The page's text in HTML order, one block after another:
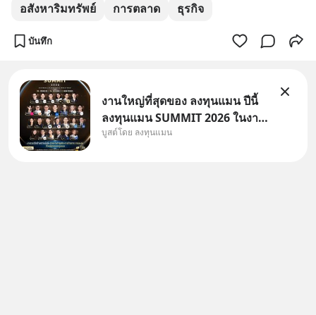
อสังหาริมทรัพย์ การตลาด ธุรกิจ
บันทึก
งานใหญ่ที่สุดของ ลงทุนแมน ปีนี้
ลงทุนแมน SUMMIT 2026 ในงาน
นี้จะมีเจ้าของธุรกิจ Dr.PONG,
บูสต์โดย ลงทุนแมน